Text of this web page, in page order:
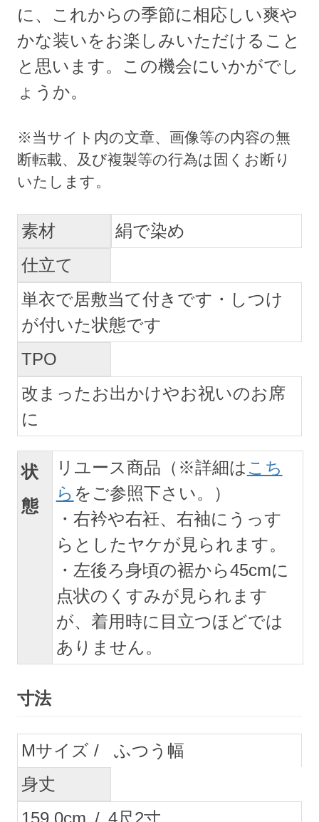
に、これからの季節に相応しい爽や
かな装いをお楽しみいただけること
と思います。この機会にいかがでし
ょうか。
素材
絹で染め
仕立て
単衣で居敷当て付きです・しつけ
が付いた状態です
TPO
改まったお出かけやお祝いのお席
に
状
態
リユース商品（※詳細は こち
ら をご参照下さい。）
・右衿や右衽、右袖にうっす
らとしたヤケが見られます。
・左後ろ身頃の裾から45cmに
点状のくすみが見られます
が、着用時に目立つほどでは
ありません。
寸法
M
ふつう幅
身丈
159.0cm / 4尺2寸